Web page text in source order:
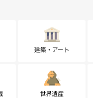
建築・アート
世界遺産